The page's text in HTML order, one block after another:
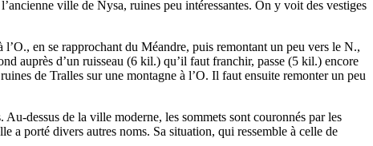
ville de Nysa, ruines peu intéressantes. On y voit des vestiges
en se rapprochant du Méandre, puis remontant un peu vers le N.,
auprès d’un ruisseau (6 kil.) qu’il faut franchir, passe (5 kil.) encore
de Tralles sur une montagne à l’O. Il faut ensuite remonter un peu
dessus de la ville moderne, les sommets sont couronnés par les
a porté divers autres noms. Sa situation, qui ressemble à celle de